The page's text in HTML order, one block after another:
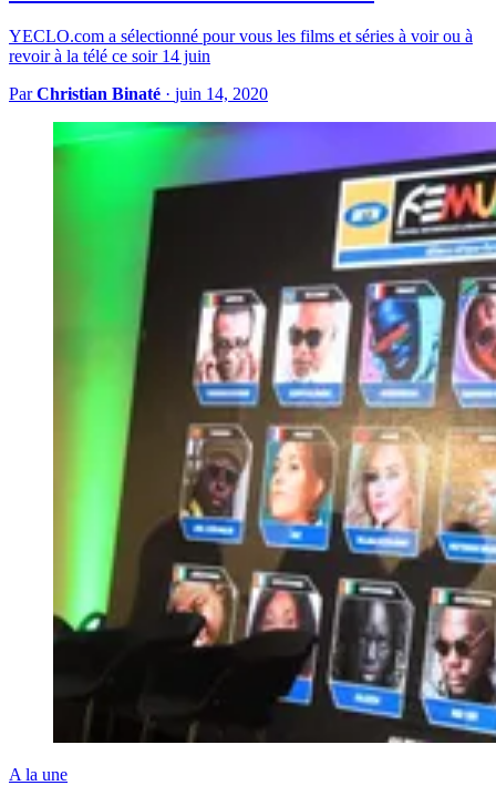
YECLO.com a sélectionné pour vous les films et séries à voir ou à
revoir à la télé ce soir 14 juin
ParChristian Binaté · juin 14, 2020
A la une